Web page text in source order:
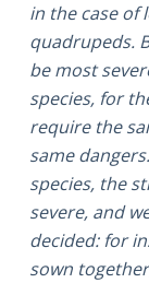
in the case of
quadrupeds.
be most
species, for
require the
same
species, the
severe, and
decided: for
sown